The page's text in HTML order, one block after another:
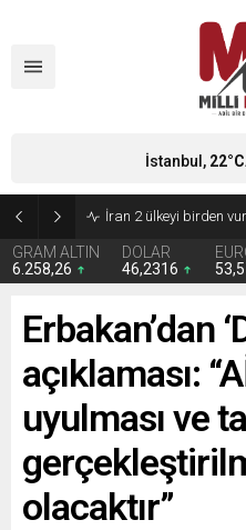
İran 2 ülkeyi birden
GRAM ALTIN
6.258,26
DOLAR
46,2316
İstanbul, 22°C
Erbakan’dan
açıklaması:
uyulması ve
olacaktır”